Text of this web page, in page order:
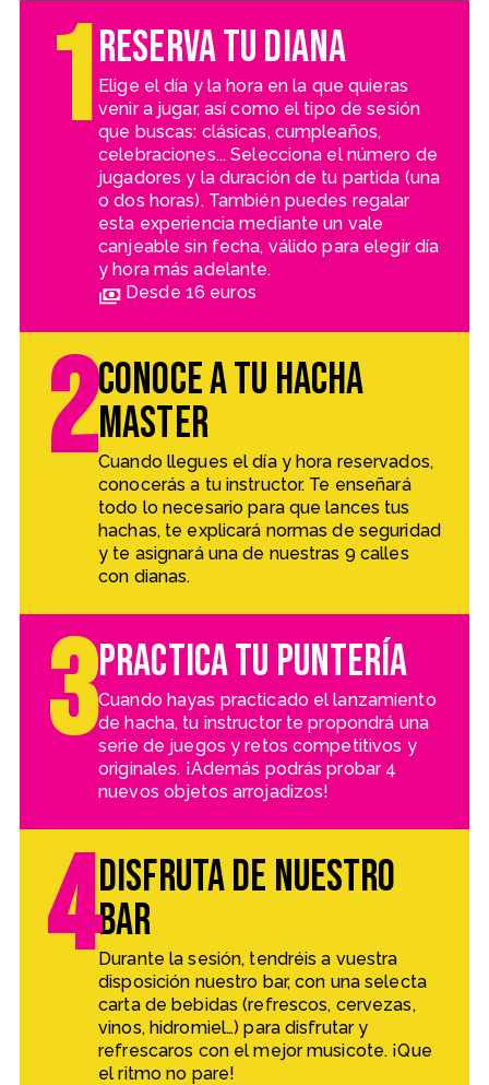
1Reserva tu diana
Elige el día y la hora en la que quieras
venir a jugar, así como el tipo de sesión
que buscas: clásicas, cumpleaños,
celebraciones... Selecciona el número de
jugadores y la duración de tu partida (una
o dos horas). También puedes regalar
esta experiencia mediante un vale
canjeable sin fecha, válido para elegir día
y hora más adelante.
Desde 16 euros
2Conoce a tu hacha
master
Cuando llegues el día y hora reservados,
conocerás a tu instructor. Te enseñará
todo lo necesario para que lances tus
hachas, te explicará normas de seguridad
y te asignará una de nuestras 9 calles
con dianas.
3Practica tu puntería
Cuando hayas practicado el lanzamiento
de hacha, tu instructor te propondrá una
serie de juegos y retos competitivos y
originales. ¡Además podrás probar 4
nuevos objetos arrojadizos!
4Disfruta de nuestro
bar
Durante la sesión, tendréis a vuestra
disposición nuestro bar, con una selecta
carta de bebidas (refrescos, cervezas,
vinos, hidromiel…) para disfrutar y
refrescaros con el mejor musicote. ¡Que
el ritmo no pare!